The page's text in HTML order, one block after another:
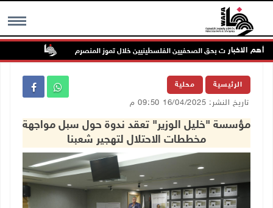
MENU أهم الاخبار الاحتلال
الرئيسية محلية
تاريخ النشر: 16/04/2025 09:50 م
مؤسسة "خليل الوزير" تعقد ندوة حول سبل مواجهة
مخططات الاحتلال لتهجير شعبنا